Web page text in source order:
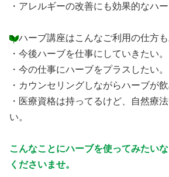
・アレルギーの改善にも効果的なハ
ハーブ講座はこんなご利用の仕方
・今後ハーブを仕事にしていきたい。
・今の仕事にハーブをプラスしたい。
・カウンセリングしながらハーブが飲
・医療資格は持ってるけど、自然療
い。
こんなことにハーブを使ってみたい
くださいませ。